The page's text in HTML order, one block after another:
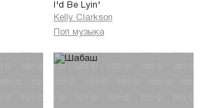
I'd Be Lyin'
Kelly Clarkson
Поп музыка